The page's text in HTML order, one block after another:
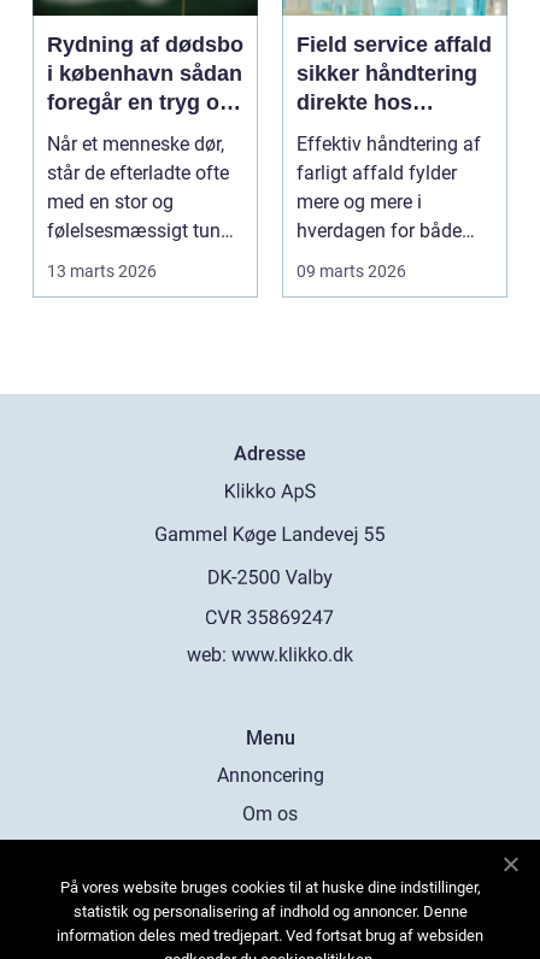
Rydning af dødsbo
i københavn sådan
foregår en tryg og
effektiv proces
Når et menneske dør,
står de efterladte ofte
med en stor og
følelsesmæssigt tung
opgave: at få rydde...
13 marts 2026
Field service affald
sikker håndtering
direkte hos
virksomheden
Effektiv håndtering af
farligt affald fylder
mere og mere i
hverdagen for både
produktionsvirksomhe
09 marts 2026
Adresse
web: www.klikko.dk
Menu
Annoncering
Om os
Kontakt os
Sitemap
På vores website bruges cookies til at huske dine indstillinger,
statistik og personalisering af indhold og annoncer. Denne
information deles med tredjepart. Ved fortsat brug af websiden